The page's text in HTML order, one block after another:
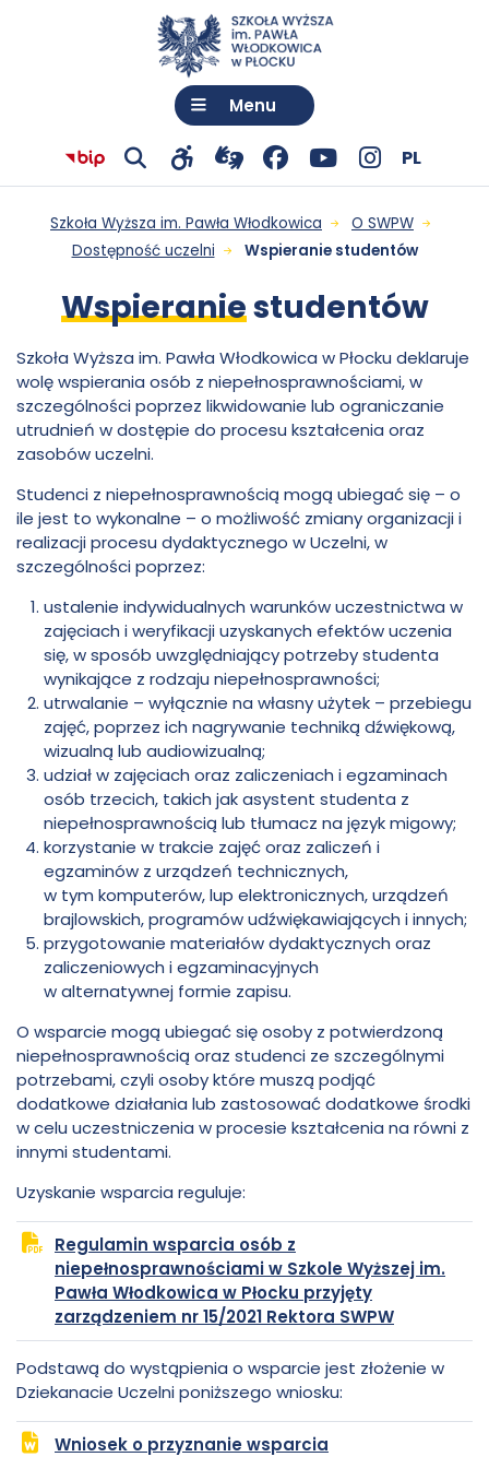
Wspieranie
studentów
-
Szkoła
Wyższa
im.
Pawła
Włodkowica
Menu
informacji
Publicznej
Szkoły
Wyższej
im.
Pawła
Włodkowica
wyszukiwarkę
narzędzia
do
z
tłumaczem
języka
migowego
się
nowej
karcie
-
się
nowej
karcie
się
nowej
karcie
-
się
nowej
karcie
się
nowej
karcie
-
się
w
nowej
karcie
się
nowej
karcie
Język:
Polski
PL
Szkoła Wyższa im. Pawła Włodkowica
O SWPW
Dostępność uczelni
Wspieranie studentów
Wspieraniestudentów
Szkoła Wyższa im. Pawła Włodkowica w Płocku deklaruje
wolę wspierania osób z niepełnosprawnościami, w
szczególności poprzez likwidowanie lub ograniczanie
utrudnień w dostępie do procesu kształcenia oraz
zasobów uczelni.
Studenci z niepełnosprawnością mogą ubiegać się – o
ile jest to wykonalne – o możliwość zmiany organizacji i
realizacji procesu dydaktycznego w Uczelni, w
szczególności poprzez:
ustalenie indywidualnych warunków uczestnictwa w
zajęciach i weryfikacji uzyskanych efektów uczenia
się, w sposób uwzględniający potrzeby studenta
wynikające z rodzaju niepełnosprawności;
utrwalanie – wyłącznie na własny użytek – przebiegu
zajęć, poprzez ich nagrywanie techniką dźwiękową,
wizualną lub audiowizualną;
udział w zajęciach oraz zaliczeniach i egzaminach
osób trzecich, takich jak asystent studenta z
niepełnosprawnością lub tłumacz na język migowy;
korzystanie w trakcie zajęć oraz zaliczeń i
egzaminów z urządzeń technicznych,
w tym komputerów, lup elektronicznych, urządzeń
brajlowskich, programów udźwiękawiających i innych;
przygotowanie materiałów dydaktycznych oraz
zaliczeniowych i egzaminacyjnych
w alternatywnej formie zapisu.
O wsparcie mogą ubiegać się osoby z potwierdzoną
niepełnosprawnością oraz studenci ze szczególnymi
potrzebami, czyli osoby które muszą podjąć
dodatkowe działania lub zastosować dodatkowe środki
w celu uczestniczenia w procesie kształcenia na równi z
innymi studentami.
Uzyskanie wsparcia reguluje:
Regulamin wsparcia osób z
niepełnosprawnościami w Szkole Wyższej im.
Pawła Włodkowica w Płocku przyjęty
zarządzeniem nr 15/2021 Rektora SWPWplik
PDF
otwiera
się
w
Podstawą do wystąpienia o wsparcie jest złożenie w
Dziekanacie Uczelni poniższego wniosku:
Wniosek o przyznanie wsparcia